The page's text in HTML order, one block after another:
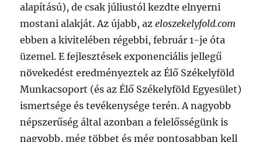
alapítású), de csak júliustól kezdte elnyerni
mostani alakját. Az újabb, azeloszekelyfold.com
ebben a kivitelében régebbi, február 1-je óta
üzemel. E fejlesztések exponenciális jellegű
növekedést eredményeztek az Élő Székelyföld
Munkacsoport (és az Élő Székelyföld Egyesület)
ismertsége és tevékenysége terén. A nagyobb
népszerűség által azonban a felelősségünk is
nagyobb, még többet és még pontosabban kell